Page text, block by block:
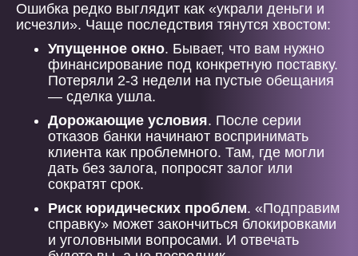
Ошибка редко выглядит как «украли деньги и
исчезли». Чаще последствия тянутся хвостом:
Упущенное окно. Бывает, что вам нужно
финансирование под конкретную поставку.
Потеряли 2-3 недели на пустые обещания
— сделка ушла.
Дорожающие условия. После серии
отказов банки начинают воспринимать
клиента как проблемного. Там, где могли
дать без залога, попросят залог или
сократят срок.
Риск юридических проблем. «Подправим
справку» может закончиться блокировками
и уголовными вопросами. И отвечать